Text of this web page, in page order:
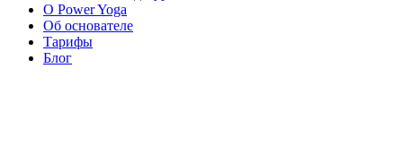
О Power Yoga
Об основателе
Тарифы
Блог